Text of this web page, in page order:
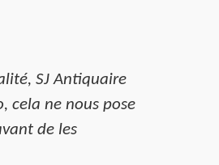
SJ Antiquaire
cela ne nous pose
de les